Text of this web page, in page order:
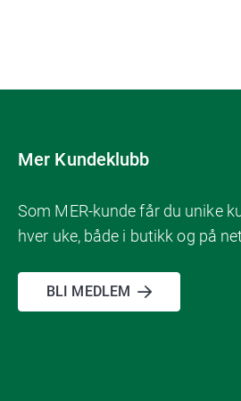
Mer Kundeklubb
Som MER-kunde får du unike
hver uke, både i butikk og på
BLI MEDLEM